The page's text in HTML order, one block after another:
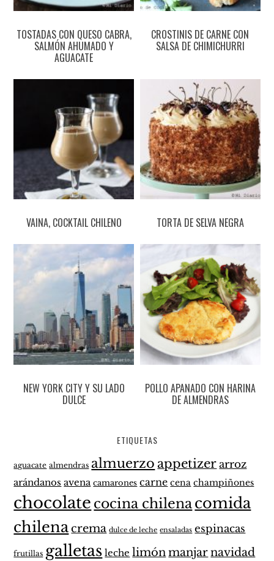
TOSTADAS CON QUESO CABRA,
SALMÓN AHUMADO Y
AGUACATE
CROSTINIS DE CARNE CON
SALSA DE CHIMICHURRI
VAINA, COCKTAIL CHILENO TORTA DE SELVA NEGRA
NEW YORK CITY Y SU LADO
DULCE
POLLO APANADO CON HARINA
DE ALMENDRAS
ETIQUETAS
aguacate almendras almuerzo appetizer arroz
arándanos avena camarones carne cena champiñones
chocolate cocina chilenacomida
chilenacrema dulce de leche ensaladas espinacas
frutillas galletas leche limónmanjarnavidad